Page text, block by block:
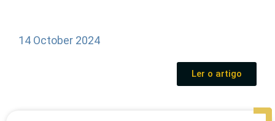
14 October 2024
Ler o artigo